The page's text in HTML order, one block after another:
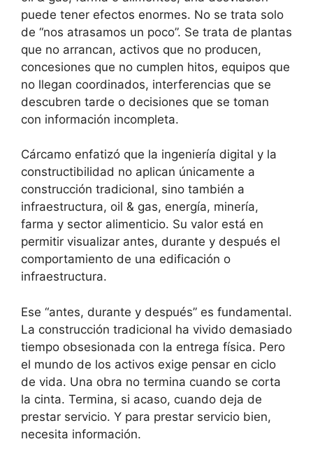
puede tener efectos enormes. No se trata solo
de “nos atrasamos un poco”. Se trata de plantas
que no arrancan, activos que no producen,
concesiones que no cumplen hitos, equipos que
no llegan coordinados, interferencias que se
descubren tarde o decisiones que se toman
con información incompleta.
Cárcamo enfatizó que la ingeniería digital y la
constructibilidad no aplican únicamente a
construcción tradicional, sino también a
infraestructura, oil & gas, energía, minería,
farma y sector alimenticio. Su valor está en
permitir visualizar antes, durante y después el
comportamiento de una edificación o
infraestructura.
Ese “antes, durante y después” es fundamental.
La construcción tradicional ha vivido demasiado
tiempo obsesionada con la entrega física. Pero
el mundo de los activos exige pensar en ciclo
de vida. Una obra no termina cuando se corta
la cinta. Termina, si acaso, cuando deja de
prestar servicio. Y para prestar servicio bien,
necesita información.